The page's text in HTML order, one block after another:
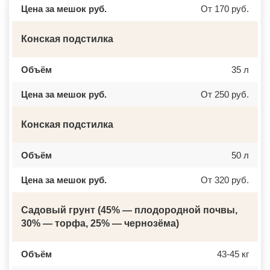
ДОЛГОПРУДНЫЙ
ДРЕЗНА
ДУБНА
ЕГОРЬЕВСК
ЖЕЛЕЗНОДОРОЖНЫЙ
ЗАГОРЯНСКИЙ
ЗАРЕЧЬЕ
ЗЕЛЕНОГРАД
ЗЕЛЕНОГРАДСКИЙ
ИВАНТЕЕВКА
ИСТРА
КИЕВСКИЙ
ЗЛАТОУСТ
НОВОЧЕБОКСАРСК
Цена за мешок руб. От 170 руб.
Конская подстилка
Объём 35 л
Цена за мешок руб. От 250 руб.
Конская подстилка
Объём 50 л
Цена за мешок руб. От 320 руб.
Садовый грунт (45% — плодородной почвы,
30% — торфа, 25% — чернозёма)
Объём 43-45 кг